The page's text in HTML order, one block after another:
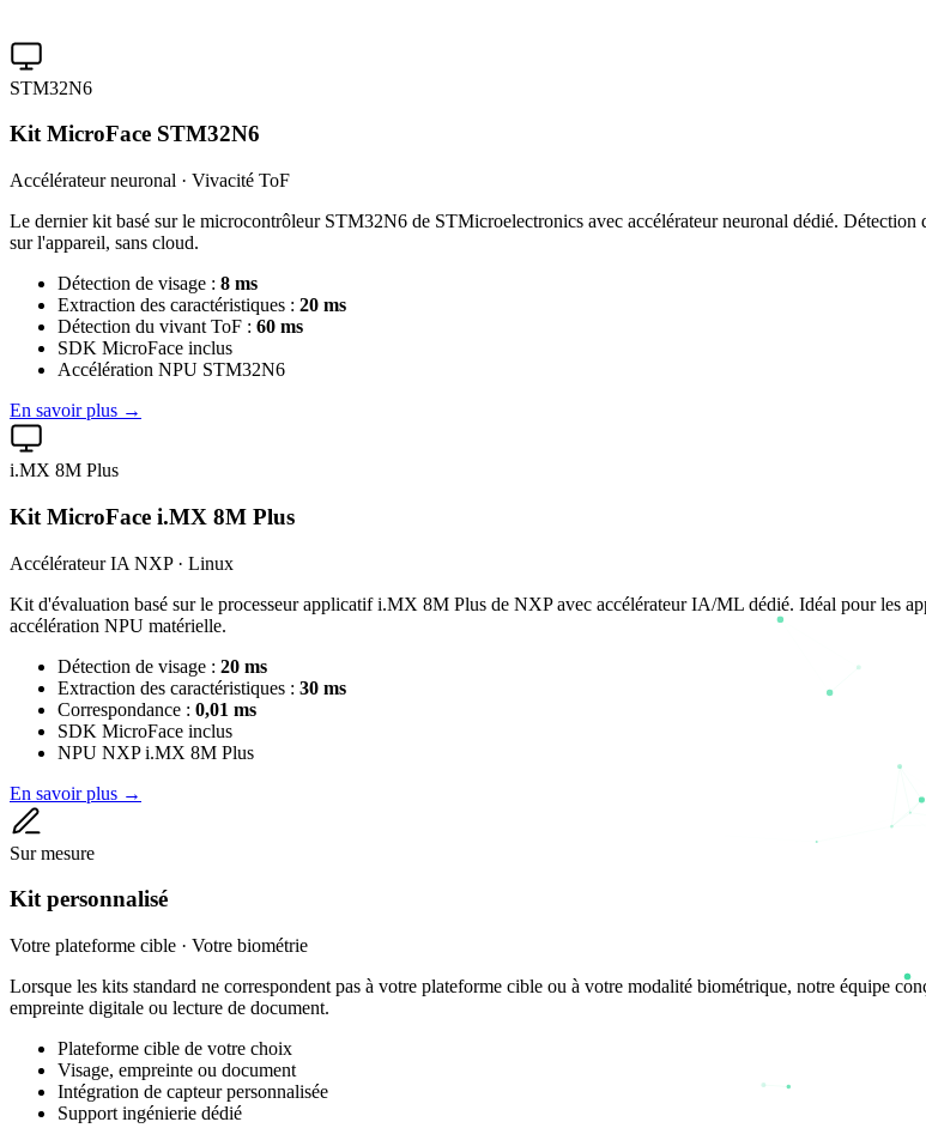
STM32N6
Kit MicroFace STM32N6
Accélérateur neuronal · Vivacité ToF
Le dernier kit basé sur le microcontrôleur STM32N6 de STMicroelectronics avec accélérateur neuronal dédié.
sur l'appareil, sans cloud.
Détection de visage : 8 ms
Extraction des caractéristiques : 20 ms
Détection du vivant ToF : 60 ms
SDK MicroFace inclus
Accélération NPU STM32N6
En savoir plus →
i.MX 8M Plus
Kit MicroFace i.MX 8M Plus
Accélérateur IA NXP · Linux
Kit d'évaluation basé sur le processeur applicatif i.MX 8M Plus de NXP avec accélérateur IA/ML dédié. Idéal pour les
accélération NPU matérielle.
Détection de visage : 20 ms
Extraction des caractéristiques : 30 ms
Correspondance : 0,01 ms
SDK MicroFace inclus
NPU NXP i.MX 8M Plus
En savoir plus →
Sur mesure
Kit personnalisé
Votre plateforme cible · Votre biométrie
Lorsque les kits standard ne correspondent pas à votre plateforme cible ou à votre modalité biométrique, notre équipe
empreinte digitale ou lecture de document.
Plateforme cible de votre choix
Visage, empreinte ou document
Intégration de capteur personnalisée
Support ingénierie dédié